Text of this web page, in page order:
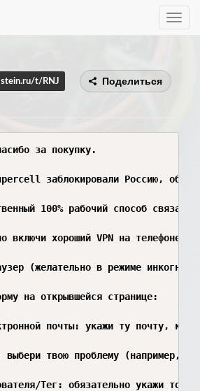
Toggle
t/RNJ Поделиться
за покупку.
заблокировали Россию,
100% рабочий способ
включи хороший VPN на телефоне
(желательно в режиме
на открывшейся странице:
почты: укажи ту почту, к
выбери твою проблему (например,
Тег: обязательно укажи